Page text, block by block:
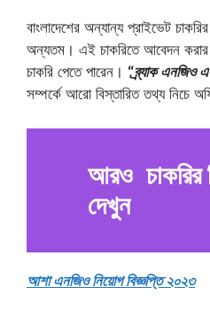
বাংলাদেশের অন্যান্য প্রাইভেট
অন্যতম। এই চাকরিতে আবেদন করার
চাকরি পেতে পারেন। “ব্র্যাক এনজিও
সম্পর্কে আরো বিস্তারিত তথ্য নিচে
আরও চাকরির
দেখুন
আশা এনজিও নিয়োগ বিজ্ঞপ্তি ২০২৩